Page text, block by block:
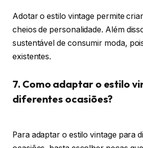
Adotar o estilo vintage permite
cheios de personalidade. Além
sustentável de consumir moda,
existentes.
7. Como adaptar o estilo
diferentes ocasiões?
Para adaptar o estilo vintage para